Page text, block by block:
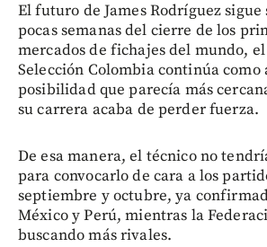
El futuro de James Rodríguez
pocas semanas del cierre de los
mercados de fichajes del mundo,
Selección Colombia continúa
posibilidad que parecía más
su carrera acaba de perder fuerza.
De esa manera, el técnico no
para convocarlo de cara a los
septiembre y octubre, ya
México y Perú, mientras la
buscando más rivales.